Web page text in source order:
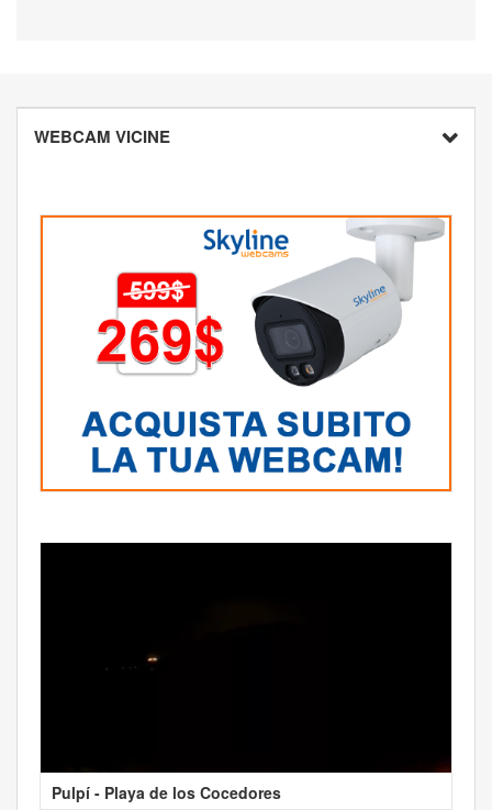
WEBCAM VICINE
Pulpí - Playa de los Cocedores